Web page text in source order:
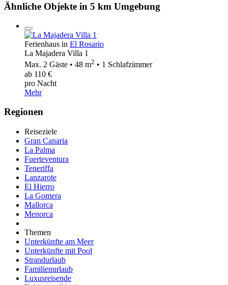
Ähnliche Objekte in 5 km Umgebung
Ferienhaus in El Rosario
La Majadera Villa 1
Max. 2 Gäste • 48 m2 • 1 Schlafzimmer
ab 110 €
pro Nacht
Mehr
Regionen
Reiseziele
Gran Canaria
La Palma
Fuerteventura
Teneriffa
Lanzarote
El Hierro
La Gomera
Mallorca
Menorca
Themen
Unterkünfte am Meer
Unterkünfte mit Pool
Strandurlaub
Familienurlaub
Luxusreisende